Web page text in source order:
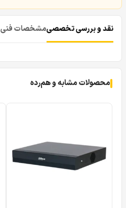
نقد و بررسی تخصصیمشخصات فنی
محصولات مشابه و هم‌رده